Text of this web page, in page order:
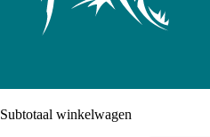
Subtotaal winkelwagen